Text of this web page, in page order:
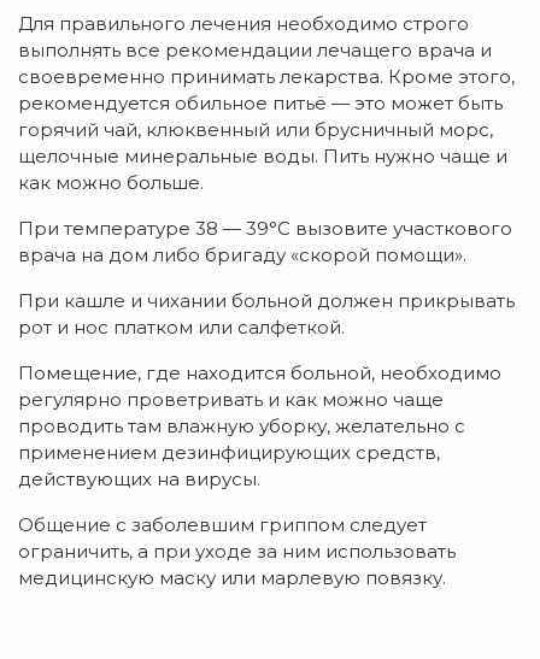
Для правильного лечения необходимо строго
выполнять все рекомендации лечащего врача и
своевременно принимать лекарства. Кроме этого,
рекомендуется обильное питьё — это может быть
горячий чай, клюквенный или брусничный морс,
щелочные минеральные воды. Пить нужно чаще и
как можно больше.
При температуре 38 — 39°С вызовите участкового
врача на дом либо бригаду «скорой помощи».
При кашле и чихании больной должен прикрывать
рот и нос платком или салфеткой.
Помещение, где находится больной, необходимо
регулярно проветривать и как можно чаще
проводить там влажную уборку, желательно с
применением дезинфицирующих средств,
действующих на вирусы.
Общение с заболевшим гриппом следует
ограничить, а при уходе за ним использовать
медицинскую маску или марлевую повязку.